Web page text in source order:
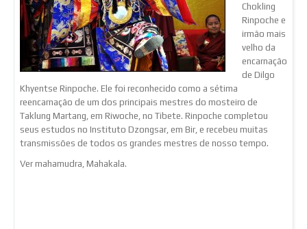
Chokling
Rinpoche e
irmão mais
velho da
encarnação
de Dilgo
Khyentse Rinpoche. Ele foi reconhecido como a sétima
reencarnação de um dos principais mestres do mosteiro de
Taklung Martang, em Riwoche, no Tibete. Rinpoche completou
seus estudos no Instituto Dzongsar, em Bir, e recebeu muitas
transmissões de todos os grandes mestres de nosso tempo.
Ver mahamudra, Mahakala.